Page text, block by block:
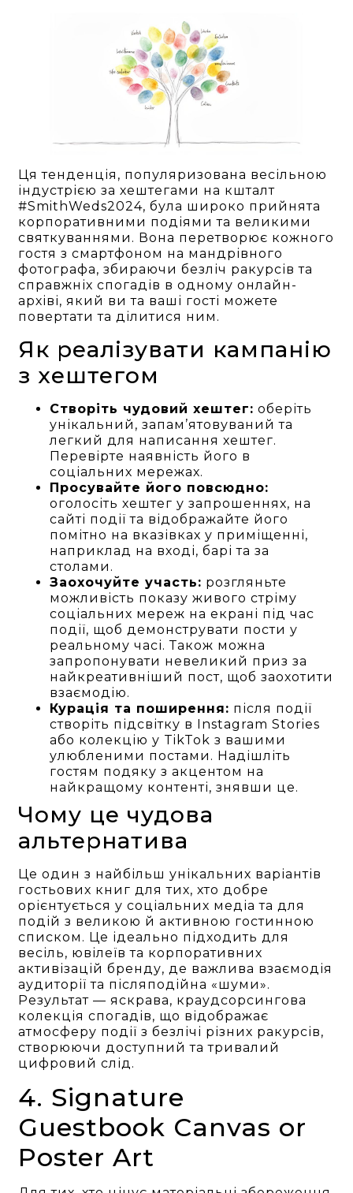
Ця тенденція, популяризована весільною
індустрією за хештегами на кшталт
#SmithWeds2024, була широко прийнята
корпоративними подіями та великими
святкуваннями. Вона перетворює кожного
гостя з смартфоном на мандрівного
фотографа, збираючи безліч ракурсів та
справжніх спогадів в одному онлайн-
архіві, який ви та ваші гості можете
повертати та ділитися ним.
Як реалізувати кампанію
з хештегом
Створіть чудовий хештег: оберіть
унікальний, запам’ятовуваний та
легкий для написання хештег.
Перевірте наявність його в
соціальних мережах.
Просувайте його повсюдно:
оголосіть хештег у запрошеннях, на
сайті події та відображайте його
помітно на вказівках у приміщенні,
наприклад на вході, барі та за
столами.
Заохочуйте участь: розгляньте
можливість показу живого стріму
соціальних мереж на екрані під час
події, щоб демонструвати пости у
реальному часі. Також можна
запропонувати невеликий приз за
найкреативніший пост, щоб заохотити
взаємодію.
Курація та поширення: після події
створіть підсвітку в Instagram Stories
або колекцію у TikTok з вашими
улюбленими постами. Надішліть
гостям подяку з акцентом на
найкращому контенті, знявши це.
Чому це чудова
альтернатива
Це один з найбільш унікальних варіантів
гостьових книг для тих, хто добре
орієнтується у соціальних медіа та для
подій з великою й активною гостинною
списком. Це ідеально підходить для
весіль, ювілеїв та корпоративних
активізацій бренду, де важлива взаємодія
аудиторії та післяподійна «шуми».
Результат — яскрава, краудсорсингова
колекція спогадів, що відображає
атмосферу події з безлічі різних ракурсів,
створюючи доступний та тривалий
цифровий слід.
4. Signature
Guestbook Canvas or
Poster Art